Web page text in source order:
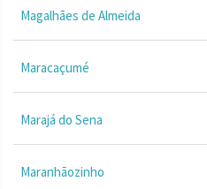
Magalhães de Almeida
Maracaçumé
Marajá do Sena
Maranhãozinho